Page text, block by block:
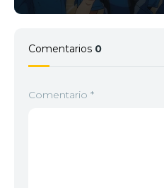
Comentarios 0
Comentario *